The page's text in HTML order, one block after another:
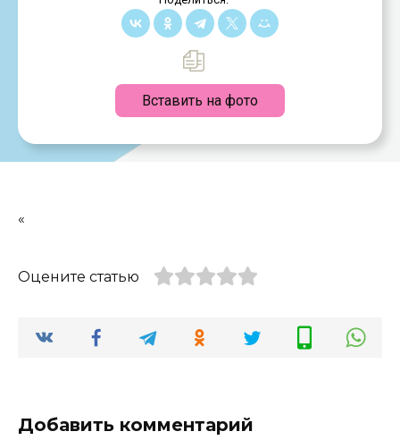
Вставить на фото
«
Оцените статью
Добавить комментарий